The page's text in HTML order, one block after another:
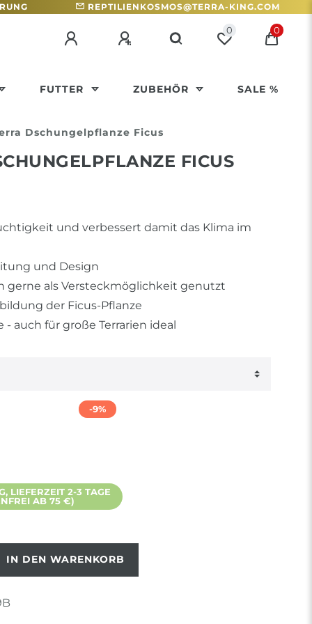
REPTILIENKOSMOS@TERRA-KING.COM
0 0
FUTTER ZUBEHÖR SALE %
Dschungelpflanze Ficus
FICUS
und verbessert damit das Klima im
und Design
gerne als Versteckmöglichkeit genutzt
der Ficus-Pflanze
- auch für große Terrarien ideal
-9%
LIEFERZEIT 2-3 TAGE
AB 75 €)
IN DEN WARENKORB